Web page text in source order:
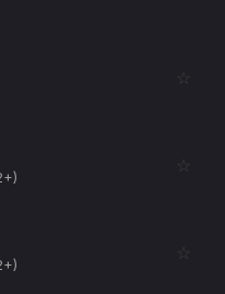
☆
☆
☆